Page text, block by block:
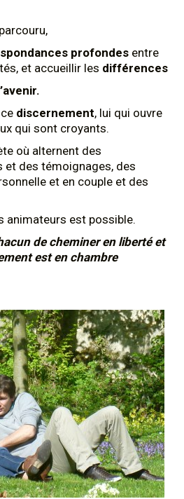
parcouru,
profondes entre
et accueillir les différences
discernement, lui qui ouvre
qui sont croyants.
où alternent des
et des témoignages, des
et en couple et des
animateurs est possible.
de cheminer en liberté et
est en chambre